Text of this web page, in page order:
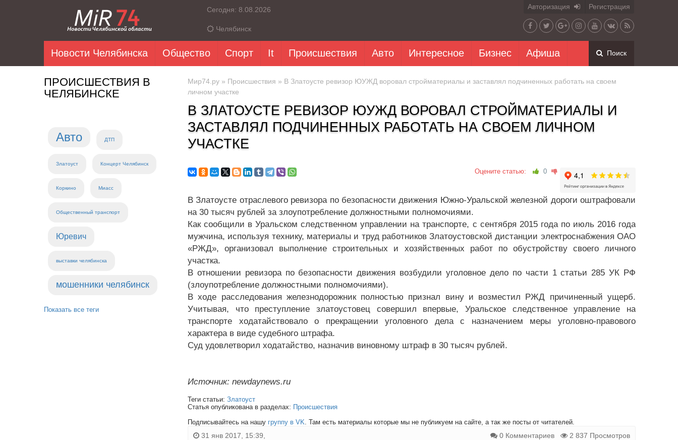
Сегодня: 8.08.2026
Челябинск
Авторизация Регистрация
Новости Челябинска Общество Спорт It Происшествия Авто Интересное Бизнес Афиша Поиск
ПРОИСШЕСТВИЯ В
ЧЕЛЯБИНСКЕ
Авто ДТП
Златоуст Концерт Челябинск
Коркино Миасс
Общественный транспорт
Юревич
выставки челябинска
мошенники челябинск
Показать все теги
Мир74.ру » Происшествия » В Златоусте ревизор ЮУЖД воровал стройматериалы и заставлял подчиненных работать на своем
личном участке
В ЗЛАТОУСТЕ РЕВИЗОР ЮУЖД ВОРОВАЛ СТРОЙМАТЕРИАЛЫ И
ЗАСТАВЛЯЛ ПОДЧИНЕННЫХ РАБОТАТЬ НА СВОЕМ ЛИЧНОМ
УЧАСТКЕ
Оцените статью: 0
В Златоусте отраслевого ревизора по безопасности движения Южно-Уральской железной дороги оштрафовали
на 30 тысяч рублей за злоупотребление должностными полномочиями.
Как сообщили в Уральском следственном управлении на транспорте, с сентября 2015 года по июль 2016 года
мужчина, используя технику, материалы и труд работников Златоустовской дистанции электроснабжения ОАО
«РЖД», организовал выполнение строительных и хозяйственных работ по обустройству своего личного
участка.
В отношении ревизора по безопасности движения возбудили уголовное дело по части 1 статьи 285 УК РФ
(злоупотребление должностными полномочиями).
В ходе расследования железнодорожник полностью признал вину и возместил РЖД причиненный ущерб.
Учитывая, что преступление златоустовец совершил впервые, Уральское следственное управление на
транспорте ходатайствовало о прекращении уголовного дела с назначением меры уголовно-правового
характера в виде судебного штрафа.
Суд удовлетворил ходатайство, назначив виновному штраф в 30 тысяч рублей.
Источник: newdaynews.ru
Теги статьи: Златоуст
Статья опубликована в разделах: Происшествия
Подписывайтесь на нашу группу в VK. Там есть материалы которые мы не публикуем на сайте, а так же посты от читателей.
31 янв 2017, 15:39, 0 Комментариев 2 837 Просмотров